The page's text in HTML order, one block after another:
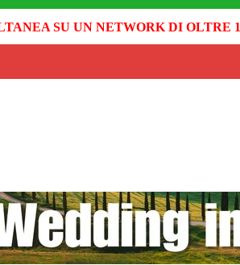
SU UN NETWORK DI OLTRE